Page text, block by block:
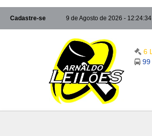
Cadastre-se 9 de Agosto de 2026 - 12:24:35
6
99